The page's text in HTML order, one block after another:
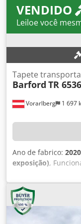
VENDIDO
Leiloe você
Vorarlberg 1 697
Tapete
Barford TR 6536
Ano de fabrico: 2020
exposição),
número da
Transportador de
da instalação de
TÉCNICOS
ângulo de repouso